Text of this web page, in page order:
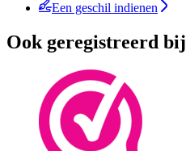
Een geschil indienen
Ook geregistreerd bij